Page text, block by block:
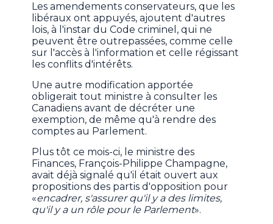
Les amendements conservateurs, que les
libéraux ont appuyés, ajoutent d'autres
lois, à l'instar du Code criminel, qui ne
peuvent être outrepassées, comme celle
sur l'accès à l'information et celle régissant
les conflits d'intérêts.
Une autre modification apportée
obligerait tout ministre à consulter les
Canadiens avant de décréter une
exemption, de même qu'à rendre des
comptes au Parlement.
Plus tôt ce mois-ci, le ministre des
Finances, François-Philippe Champagne,
avait déjà signalé qu'il était ouvert aux
propositions des partis d'opposition pour
«encadrer, s'assurer qu'il y a des limites,
qu'il y a un rôle pour le Parlement».